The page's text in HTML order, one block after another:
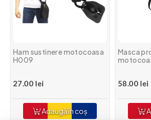
Ham sustinere motocoasa
H009
27.00 lei
Adaugă în coș
Masca
58.00 lei